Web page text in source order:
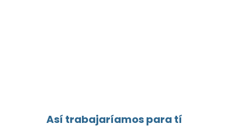
Así trabajaríamos para tí